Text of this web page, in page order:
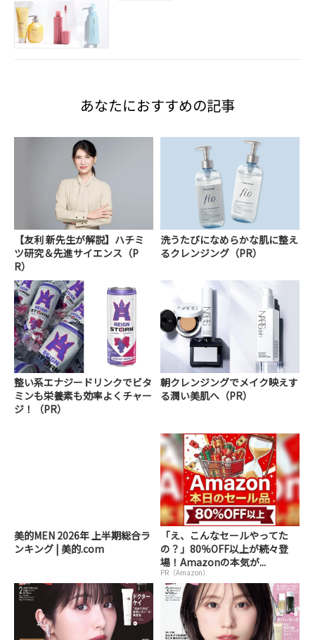
あなたにおすすめの記事
【友利 新先生が解説】ハチミ
ツ研究＆先進サイエンス（P
R）
洗うたびになめらかな肌に整え
るクレンジング（PR）
整い系エナジードリンクでビタ
ミンも栄養素も効率よくチャー
ジ！（PR）
朝クレンジングでメイク映えす
る潤い美肌へ（PR）
美的MEN 2026年 上半期総合ラ
ンキング | 美的.com
「え、こんなセールやってた
の？」80％OFF以上が続々登
場！Amazonの本気が...
PR（Amazon）